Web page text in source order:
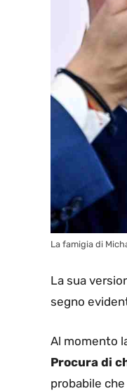
La famigia di
La sua
segno
Al momento
Procura di
probabile